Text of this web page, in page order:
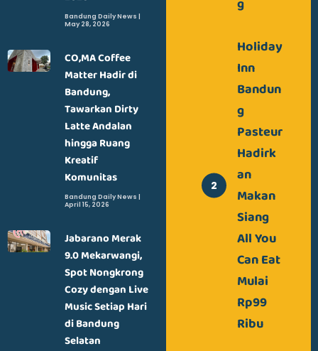
Bandung Daily News
May 28, 2026
CO,MA Coffee
Matter Hadir di
Bandung,
Tawarkan Dirty
Latte Andalan
hingga Ruang
Kreatif
Komunitas
Bandung Daily News
April 15, 2026
Jabarano Merak
9.0 Mekarwangi,
Spot Nongkrong
Cozy dengan Live
Music Setiap Hari
di Bandung
Selatan
g
Holiday
Inn
Bandun
g
Pasteur
Hadirk
an
Makan
Siang
All You
Can Eat
Mulai
Rp99
Ribu